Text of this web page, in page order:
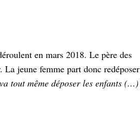
en mars 2018. Le père des
La jeune femme part donc redéposer
tout même déposer les enfants (…)